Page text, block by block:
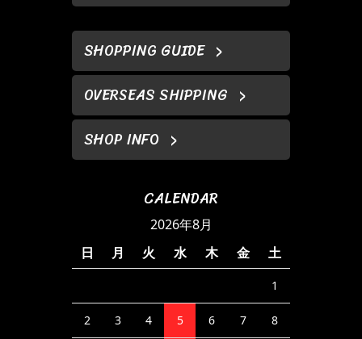
SHOPPING GUIDE
OVERSEAS SHIPPING
SHOP INFO
CALENDAR
2026年8月
日
月 火 水 木 金 土
1
2 3 4 5 6 7 8